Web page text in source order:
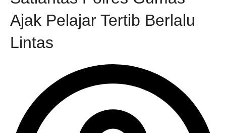
Ajak Pelajar Tertib Berlalu
Lintas